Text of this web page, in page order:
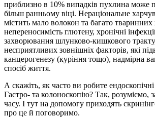
приблизно в 10% випадків пухлина може
більш ранньому віці. Нераціональне
містить мало волокон та багато тваринних
непереносимість глютену, хронічні
захворювання шлунково-кишкового
несприятливих зовнішніх факторів, які
канцерогенезу (куріння тощо), надмірна
спосіб життя.
А скажіть, як часто ви робите
Гастро- та колоноскопію? Так, розуміємо,
часу. І тут на допомогу приходять
про це й поговоримо.